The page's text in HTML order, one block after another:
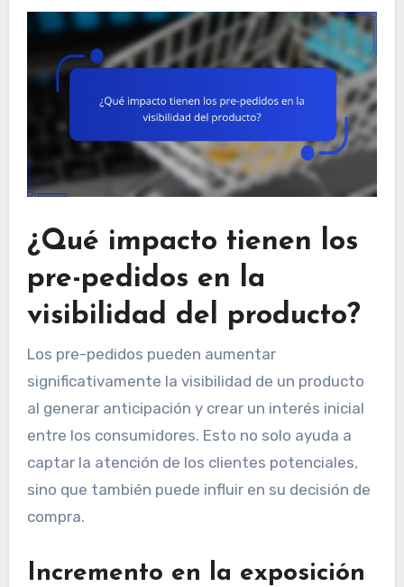
¿Qué impacto tienen los
pre-pedidos en la
visibilidad del producto?
Los pre-pedidos pueden aumentar
significativamente la visibilidad de un producto
al generar anticipación y crear un interés inicial
entre los consumidores. Esto no solo ayuda a
captar la atención de los clientes potenciales,
sino que también puede influir en su decisión de
compra.
Incremento en la exposición